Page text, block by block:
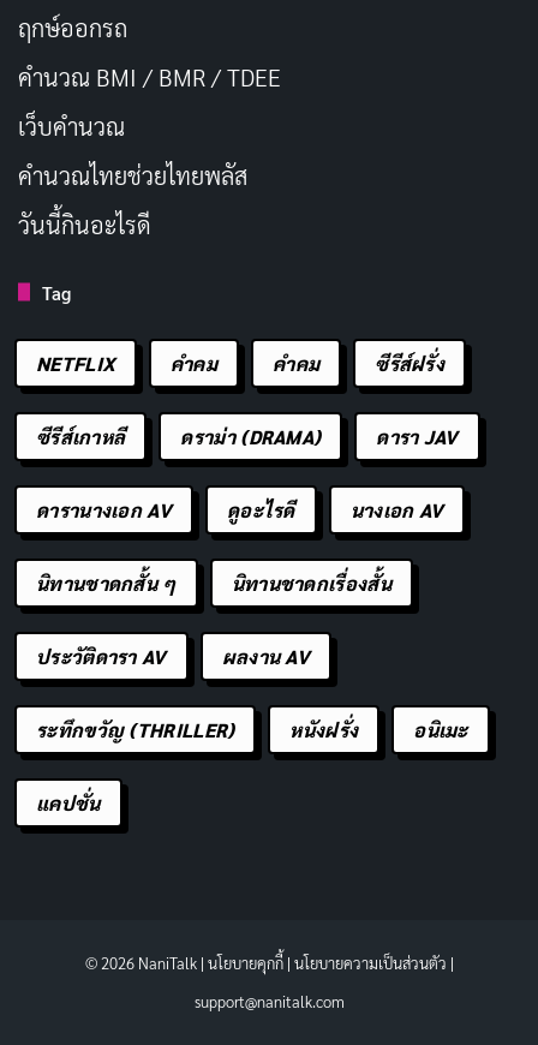
ฤกษ์ออกรถ
คำนวณ BMI / BMR / TDEE
เว็บคํานวณ
คํานวณไทยช่วยไทยพลัส
วันนี้กินอะไรดี
Tag
NETFLIX คำคม คําคม ซีรีส์ฝรั่ง
ซีรีส์เกาหลี ดราม่า (DRAMA) ดารา JAV
ดารานางเอก AV ดูอะไรดี นางเอก AV
นิทานชาดกสั้น ๆ นิทานชาดกเรื่องสั้น
ประวัติดารา AV ผลงาน AV
ระทึกขวัญ (THRILLER) หนังฝรั่ง อนิเมะ
แคปชั่น
© 2026 NaniTalk | นโยบายคุกกี้| นโยบายความเป็นส่วนตัว |
support@nanitalk.com